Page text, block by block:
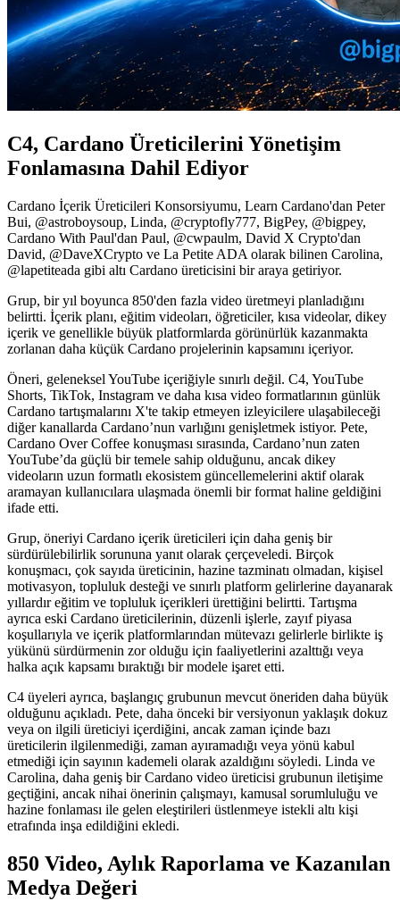
C4, Cardano Üreticilerini Yönetişim
Fonlamasına Dahil Ediyor
Cardano İçerik Üreticileri Konsorsiyumu, Learn Cardano'dan Peter
Bui, @astroboysoup, Linda, @cryptofly777, BigPey, @bigpey,
Cardano With Paul'dan Paul, @cwpaulm, David X Crypto'dan
David, @DaveXCrypto ve La Petite ADA olarak bilinen Carolina,
@lapetiteada gibi altı Cardano üreticisini bir araya getiriyor.
Grup, bir yıl boyunca 850'den fazla video üretmeyi planladığını
belirtti. İçerik planı, eğitim videoları, öğreticiler, kısa videolar, dikey
içerik ve genellikle büyük platformlarda görünürlük kazanmakta
zorlanan daha küçük Cardano projelerinin kapsamını içeriyor.
Öneri, geleneksel YouTube içeriğiyle sınırlı değil. C4, YouTube
Shorts, TikTok, Instagram ve daha kısa video formatlarının günlük
Cardano tartışmalarını X'te takip etmeyen izleyicilere ulaşabileceği
diğer kanallarda Cardano’nun varlığını genişletmek istiyor. Pete,
Cardano Over Coffee konuşması sırasında, Cardano’nun zaten
YouTube’da güçlü bir temele sahip olduğunu, ancak dikey
videoların uzun formatlı ekosistem güncellemelerini aktif olarak
aramayan kullanıcılara ulaşmada önemli bir format haline geldiğini
ifade etti.
Grup, öneriyi Cardano içerik üreticileri için daha geniş bir
sürdürülebilirlik sorununa yanıt olarak çerçeveledi. Birçok
konuşmacı, çok sayıda üreticinin, hazine tazminatı olmadan, kişisel
motivasyon, topluluk desteği ve sınırlı platform gelirlerine dayanarak
yıllardır eğitim ve topluluk içerikleri ürettiğini belirtti. Tartışma
ayrıca eski Cardano üreticilerinin, düzenli işlerle, zayıf piyasa
koşullarıyla ve içerik platformlarından mütevazı gelirlerle birlikte iş
yükünü sürdürmenin zor olduğu için faaliyetlerini azalttığı veya
halka açık kapsamı bıraktığı bir modele işaret etti.
C4 üyeleri ayrıca, başlangıç grubunun mevcut öneriden daha büyük
olduğunu açıkladı. Pete, daha önceki bir versiyonun yaklaşık dokuz
veya on ilgili üreticiyi içerdiğini, ancak zaman içinde bazı
üreticilerin ilgilenmediği, zaman ayıramadığı veya yönü kabul
etmediği için sayının kademeli olarak azaldığını söyledi. Linda ve
Carolina, daha geniş bir Cardano video üreticisi grubunun iletişime
geçtiğini, ancak nihai önerinin çalışmayı, kamusal sorumluluğu ve
hazine fonlaması ile gelen eleştirileri üstlenmeye istekli altı kişi
etrafında inşa edildiğini ekledi.
850 Video, Aylık Raporlama ve Kazanılan
Medya Değeri